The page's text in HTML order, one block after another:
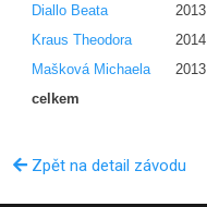
Diallo Beata
2013
Kraus Theodora
2014
Mašková Michaela
2013
celkem
Zpět na detail závodu